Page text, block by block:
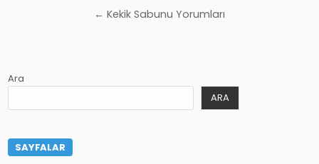
← Kekik Sabunu Yorumları
Ara
ARA
SAYFALAR